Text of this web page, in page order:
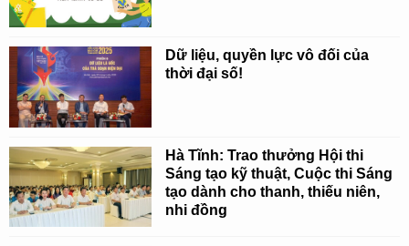
Dữ liệu, quyền lực vô đối của
thời đại số!
Hà Tĩnh: Trao thưởng Hội thi
Sáng tạo kỹ thuật, Cuộc thi Sáng
tạo dành cho thanh, thiếu niên,
nhi đồng